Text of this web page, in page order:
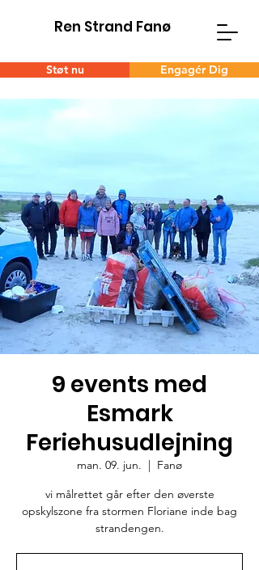
Ren Strand Fanø
Støt nu Engagér Dig
9 events med
Esmark
Feriehusudlejning
man. 09. jun.
  |
Fanø
vi målrettet går efter den øverste
opskylszone fra stormen Floriane inde bag
strandengen.